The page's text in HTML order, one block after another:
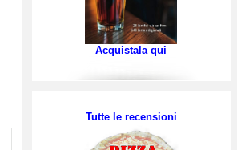
Acquistala qui
Tutte le recensioni